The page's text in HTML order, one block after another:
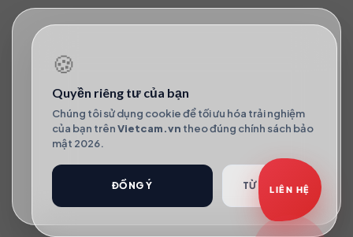
LIÊN HỆ
🍪
Quyền riêng tư của bạn
Chúng tôi sử dụng cookie để tối ưu hóa trải nghiệm
của bạn trênVietcam.vn theo đúng chính sách bảo
mật 2026.
ĐỒNG Ý TỪ CHỐI